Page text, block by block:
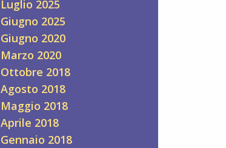
Luglio 2025
Giugno 2025
Giugno 2020
Marzo 2020
Ottobre 2018
Agosto 2018
Maggio 2018
Aprile 2018
Gennaio 2018